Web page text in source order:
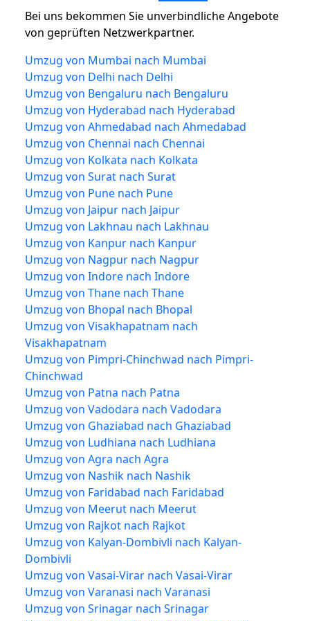
Bei uns bekommen Sie unverbindliche Angebote
von geprüften Netzwerkpartner.
Umzug von Mumbai nach Mumbai
Umzug von Delhi nach Delhi
Umzug von Bengaluru nach Bengaluru
Umzug von Hyderabad nach Hyderabad
Umzug von Ahmedabad nach Ahmedabad
Umzug von Chennai nach Chennai
Umzug von Kolkata nach Kolkata
Umzug von Surat nach Surat
Umzug von Pune nach Pune
Umzug von Jaipur nach Jaipur
Umzug von Lakhnau nach Lakhnau
Umzug von Kanpur nach Kanpur
Umzug von Nagpur nach Nagpur
Umzug von Indore nach Indore
Umzug von Thane nach Thane
Umzug von Bhopal nach Bhopal
Umzug von Visakhapatnam nach
Visakhapatnam
Umzug von Pimpri-Chinchwad nach Pimpri-
Chinchwad
Umzug von Patna nach Patna
Umzug von Vadodara nach Vadodara
Umzug von Ghaziabad nach Ghaziabad
Umzug von Ludhiana nach Ludhiana
Umzug von Agra nach Agra
Umzug von Nashik nach Nashik
Umzug von Faridabad nach Faridabad
Umzug von Meerut nach Meerut
Umzug von Rajkot nach Rajkot
Umzug von Kalyan-Dombivli nach Kalyan-
Dombivli
Umzug von Vasai-Virar nach Vasai-Virar
Umzug von Varanasi nach Varanasi
Umzug von Srinagar nach Srinagar